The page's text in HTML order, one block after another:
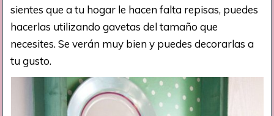
sientes que a tu hogar le hacen falta repisas, puedes
hacerlas utilizando gavetas del tamaño que
necesites. Se verán muy bien y puedes decorarlas a
tu gusto.